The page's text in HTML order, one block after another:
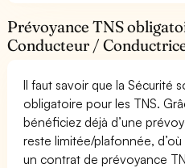
Prévoyance TNS
Conducteur /
Il faut savoir que la Sécurité
obligatoire pour les TNS.
bénéficiez déjà d’une
reste limitée/plafonnée,
un contrat de prévoyance